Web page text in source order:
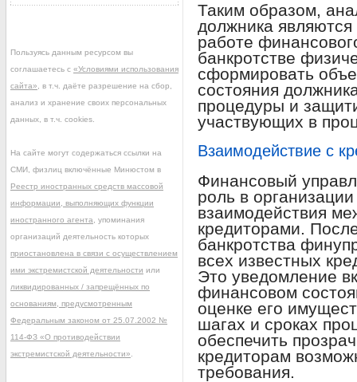
Таким образом,
должника
работе
банкротстве
сформировать
состояния
процедуры и
участвующих в
Взаимодействие с
Финансовый
роль в
взаимодействия
кредиторами.
банкротства
всех известных
Это уведомление
финансовом
оценке его
шагах и сроках
обеспечить
кредиторам
требования.
Пользуясь данным ресурсом вы
соглашаетесь с «Условиями использования
сайта» , в т.ч. даёте разрешение на сбор,
анализ и хранение своих персональных
данных, в т.ч. cookies.
На сайте могут содержаться ссылки на
СМИ, физлиц включённые Минюстом в
Реестр иностранных средств массовой
информации, выполняющих функции
иностранного агента , упоминания
организаций деятельность которых
приостановлена в связи с осуществлением
ими экстремистской деятельности или
ликвидированных / запрещённых по
основаниям, предусмотренным
Федеральным законом от 25.07.2002 №
114-ФЗ «О противодействии
экстремистской деятельности»